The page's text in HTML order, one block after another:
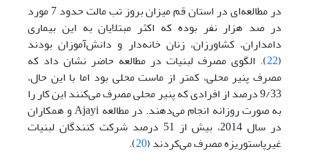
در مطالعه‌ای در استان قم میزان بروز تب مالت حدود 7 مورد
در صد هزار نفر بوده که اکثر مبتلایان به این بیماری
دامداران، کشاورزان، زنان خانه‌دار و دانش‌آموزان بودند
(
22). الگوی مصرف لبنیات در مطالعه حاضر نشان داد که
مصرف پنیر محلی، کمتر از ماست محلی بود اما با این حال،
9/33 درصد از افرادی که پنیر محلی مصرف می‌کنند این کار را
به صورت روزانه انجام می‌دهند. در مطالعه Ajayi و همکاران
در سال 2014، بیش از 51 درصد شرکت کنندگان لبنیات
غیرپاستوریزه مصرف می‌کردند (20
).